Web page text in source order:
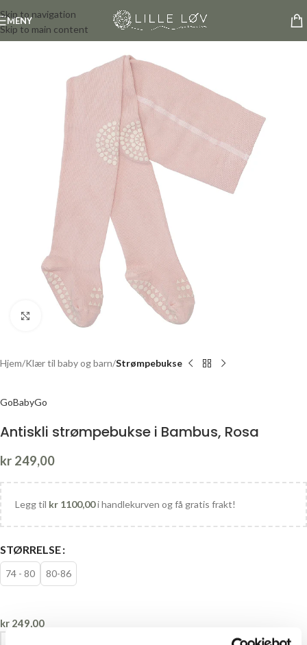
Skip to navigation
Skip to main content
MENY
Click to enlarge
Hjem Klær til baby og barn Strømpebukse
GoBabyGo
Antiskli strømpebukse i Bambus, Rosa
kr 249,00
Legg til kr 1100,00i handlekurven og få gratis frakt!
STØRRELSE
74 - 80 80-86
kr 249,00